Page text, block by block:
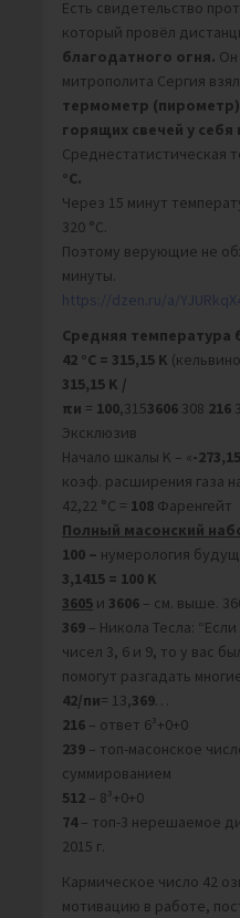
Есть свидетельство
который провёл
благодатного огня. Он
митрополита Сергия
термометр
горящих свечей у себя
Среднестатистическая
°С.
Через 15 минут
320 °С.
Поэтому верующие не
минуты.
https://dzen.ru/a/
Средняя температура
42 °С = 315,15 K
315,15 K /
πи = 100,3153606 308 216
Эксклюзив
Начало шкалы K – «-273,15
коэф. расширения газа
42,22 °С = 108 Фаренгейт
Полный масонский
100 – нумерология
3,1415 = 100 K
3605 и 3606 – см. выше.
369 – Никола Тесла:
чисел 3, 6 и 9, то у вас
помогут разгадать
42/пи= 13,369…
216 – ответ 6³+0+0
239 – топ-масонское
суммированием
512 – 8³+0+0
74– топ-3 нерешаемое
2015 г.
Кармическое число 42
мотивацию в работе,